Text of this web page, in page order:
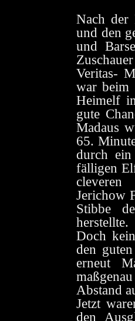
Nach der
und den
und
Veritas-
war beim
Heimelf
gute
Madaus
65.
durch
fälligen
cleveren
Jerichow
Stibbe
herstellte.
Doch
den
erneut
Abstand
Jetzt
den